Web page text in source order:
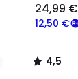
12,50 €
24,99 €
4,5
/